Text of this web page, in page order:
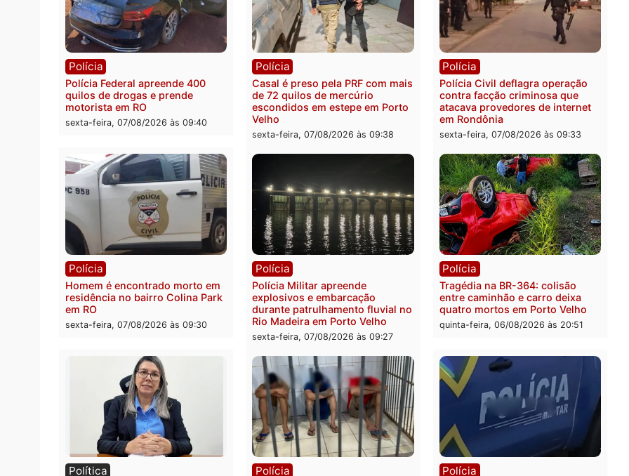
Política
Marcos Rogério apresenta Plano
de Governo com 228 projetos,
metas públicas e
acompanhamento de resultados
sexta-feira, 07/08/2026 às 18:49
Política
Eleições 2026: Pastor Evanildo
pode ser o primeiro pastor de
Rondônia na Câmara Federal
sexta-feira, 07/08/2026 às 18:36
Polícia
2 MILHÕES – Unnesa
documentos que
sexta-feira, 07/08/2026 às
Polícia
Polícia Federal apreende 400
quilos de drogas e prende
motorista em RO
sexta-feira, 07/08/2026 às 09:40
Polícia
Casal é preso pela PRF com mais
de 72 quilos de mercúrio
escondidos em estepe em Porto
Velho
sexta-feira, 07/08/2026 às 09:38
Polícia
Polícia Civil deflagra
atacava provedores de
em Rondônia
sexta-feira, 07/08/2026 às
Polícia Polícia Polícia